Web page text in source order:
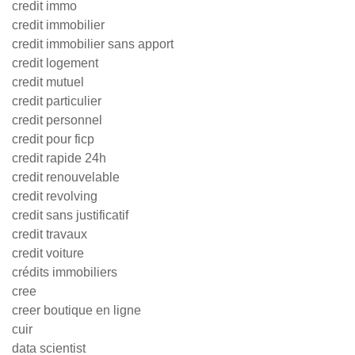
credit immo
credit immobilier
credit immobilier sans apport
credit logement
credit mutuel
credit particulier
credit personnel
credit pour ficp
credit rapide 24h
credit renouvelable
credit revolving
credit sans justificatif
credit travaux
credit voiture
crédits immobiliers
cree
creer boutique en ligne
cuir
data scientist